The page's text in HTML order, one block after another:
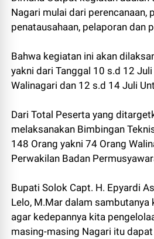
Nagari mulai dari perencanaan,
penatausahaan, pelaporan dan
Bahwa kegiatan ini akan
yakni dari Tanggal 10 s.d 12
Walinagari dan 12 s.d 14 Juli
Dari Total Peserta yang
melaksanakan Bimbingan
148 Orang yakni 74 Orang
Perwakilan Badan
Bupati Solok Capt. H. Epyardi
Lelo, M.Mar dalam sambutanya
agar kedepannya kita
masing-masing Nagari itu